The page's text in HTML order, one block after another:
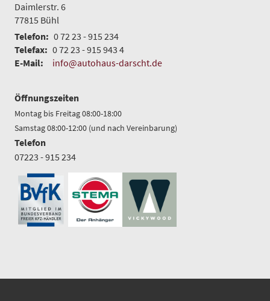
Daimlerstr. 6
77815 Bühl
Telefon: 0 72 23 - 915 234
Telefax: 0 72 23 - 915 943 4
E-Mail:
info@autohaus-darscht.de
Öffnungszeiten
Montag bis Freitag 08:00-18:00
Samstag 08:00-12:00 (und nach Vereinbarung)
Telefon
07223 - 915 234